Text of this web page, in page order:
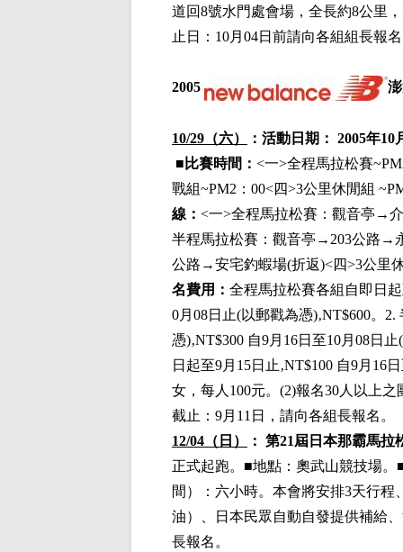
道回8號水門處會場，全長約8公里
止日： 10月 04日前請向各組組長報
2005
10/29（六） ：活動日期： 2005年10
■ 比賽時間： <一>全程馬拉松賽
戰組~PM2 ： 00<四>3公里休閒組
線： <一>全程馬拉松賽：觀音亭→
半程馬拉松賽：觀音亭→ 203公路→
公路→安宅釣蝦場(折返)<四>3公里
名費用： 全程馬拉松賽各組自即日
0月 08日止(以郵戳為憑)‚NT$600。 2.
憑)‚NT$300 自9月 16日至10月 08日止(
日起至9月 15日止‚NT$100 自9月 16
女，每人 100元。 (2)報名30人以上之
截止： 9月 11 日，請向各組長報名。
12/04（日）
： 第21屆日本那霸馬拉
正式起跑。■地點：奧武山競技場。
間）：六小時。本會將安排3天行
油）、日本民眾自動自發提供補給
長報名。